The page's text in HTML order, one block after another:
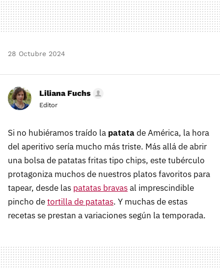
28 Octubre 2024
Liliana Fuchs
Editor
Si no hubiéramos traído la patatade América, la hora
del aperitivo sería mucho más triste. Más allá de abrir
una bolsa de patatas fritas tipo chips, este tubérculo
protagoniza muchos de nuestros platos favoritos para
tapear, desde las patatas bravasal imprescindible
pincho detortilla de patatas. Y muchas de estas
recetas se prestan a variaciones según la temporada.